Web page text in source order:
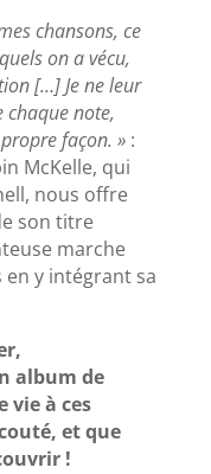
chansons, ce
on a vécu,
[…] Je ne leur
chaque note,
façon. »:
McKelle, qui
nous offre
son titre
marche
y intégrant sa
album de
vie à ces
et que
!